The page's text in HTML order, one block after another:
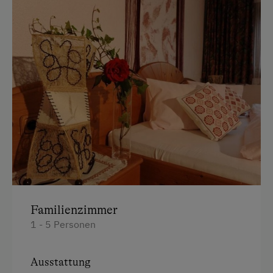
Familienzimmer
1 - 5 Personen
Ausstattung